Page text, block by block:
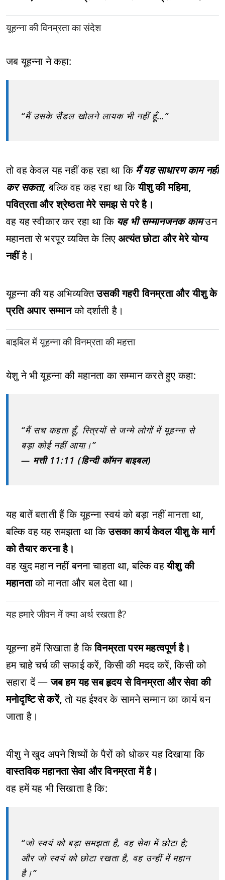
यूहन्ना की विनम्रता का संदेश
जब यूहन्ना ने कहा:
“मैं उसके सैंडल खोलने लायक भी नहीं हूँ…”
तो वह केवल यह नहीं कह रहा था किमैं यह साधारण काम नहीं
कर सकता, बल्कि वह कह रहा था कियीशु की महिमा,
पवित्रता और श्रेष्ठता मेरे समझ से परे है।
वह यह स्वीकार कर रहा था कि यह भी सम्मानजनक कामउन
महानता से भरपूर व्यक्ति के लिएअत्यंत छोटा और मेरे योग्य
नहींहै।
यूहन्ना की यह अभिव्यक्तिउसकी गहरी विनम्रता और यीशु के
प्रति अपार सम्मानको दर्शाती है।
बाइबिल में यूहन्ना की विनम्रता की महत्ता
येशु ने भी यूहन्ना की महानता का सम्मान करते हुए कहा:
“मैं सच कहता हूँ, स्त्रियों से जन्मे लोगों में यूहन्ना से
बड़ा कोई नहीं आया।”
— मत्ती 11:11 (हिन्दी कॉमन बाइबल)
यह बातें बताती हैं कि यूहन्ना स्वयं को बड़ा नहीं मानता था,
बल्कि वह यह समझता था किउसका कार्य केवल यीशु के मार्ग
को तैयार करना है।
वह खुद महान नहीं बनना चाहता था, बल्कि वहयीशु की
महानताको मानता और बल देता था।
यह हमारे जीवन में क्या अर्थ रखता है?
यूहन्ना हमें सिखाता है किविनम्रता परम महत्वपूर्ण है।
हम चाहे चर्च की सफाई करें, किसी की मदद करें, किसी को
सहारा दें —जब हम यह सब हृदय से विनम्रता और सेवा की
मनोदृष्टि से करें,तो यह ईश्वर के सामने सम्मान का कार्य बन
जाता है।
यीशु ने खुद अपने शिष्यों के पैरों को धोकर यह दिखाया कि
वास्तविक महानता सेवा और विनम्रता में है।
वह हमें यह भी सिखाता है कि:
“जो स्वयं को बड़ा समझता है, वह सेवा में छोटा है;
और जो स्वयं को छोटा रखता है, वह उन्हीं में महान
है।”